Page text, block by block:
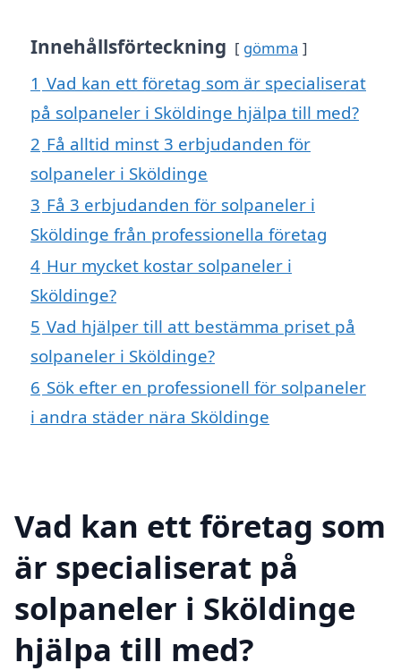
Innehållsförteckning gömma
1 Vad kan ett företag som är specialiserat
på solpaneler i Sköldinge hjälpa till med?
2 Få alltid minst 3 erbjudanden för
solpaneler i Sköldinge
3 Få 3 erbjudanden för solpaneler i
Sköldinge från professionella företag
4 Hur mycket kostar solpaneler i
Sköldinge?
5 Vad hjälper till att bestämma priset på
solpaneler i Sköldinge?
6 Sök efter en professionell för solpaneler
i andra städer nära Sköldinge
Vad kan ett företag som
är specialiserat på
solpaneler i Sköldinge
hjälpa till med?